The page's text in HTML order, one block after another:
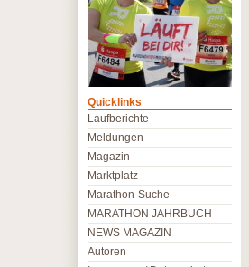
Quicklinks
Laufberichte
Meldungen
Magazin
Marktplatz
Marathon-Suche
MARATHON JAHRBUCH
NEWS MAGAZIN
Autoren